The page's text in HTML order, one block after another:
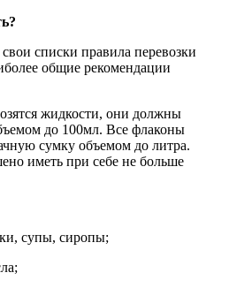
списки правила перевозки
общие рекомендации
жидкости, они должны
до 100мл. Все флаконы
сумку объемом до литра.
иметь при себе не больше
супы, сиропы;